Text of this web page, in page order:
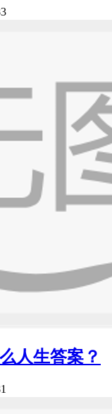
人生答案？